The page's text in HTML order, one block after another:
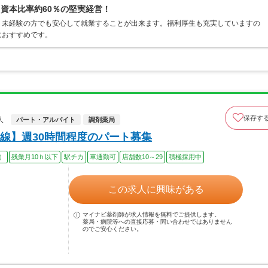
本比率約60％の堅実経営！
経験の方でも安心して就業することが出来ます。福利厚生も充実していますの
すすめです。
パート・アルバイト 調剤薬局 保存す
】週30時間程度のパート募集
残業月10ｈ以下 駅チカ 車通勤可 店舗数10～29 積極採用中
この求人に興味がある
マイナビ薬剤師が求人情報を無料でご提供します。
薬局・病院等への直接応募・問い合わせではありません
のでご安心ください。